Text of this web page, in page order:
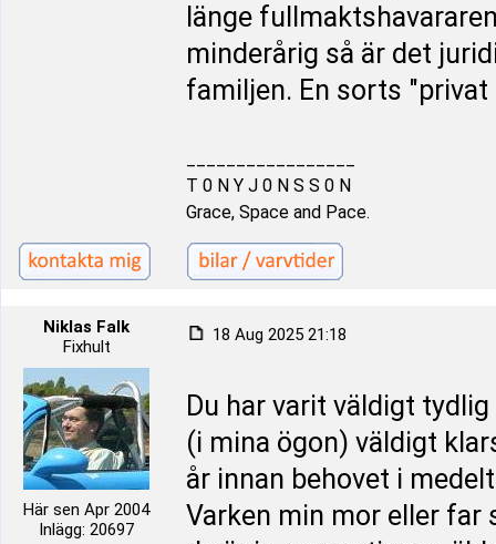
länge
minderårig så är det
familjen. En sorts "privat
T 0 N Y J 0 N S S 0 N
Grace, Space and Pace.
Niklas Falk
Fixhult
Här sen Apr 2004
Inlägg: 20697
18 Aug 2025 21:18
Du har varit väldigt
(i mina ögon) väldigt
år innan behovet i
Varken min mor eller far